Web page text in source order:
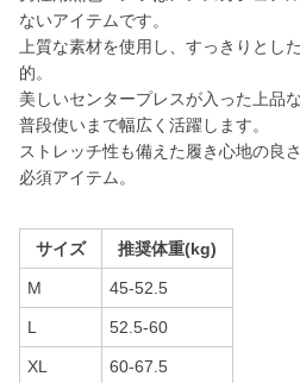
ないアイテムです。
上質な素材を使用し、すっきりとし
的。
美しいセンタープレスが入った上品
普段使いまで幅広く活躍します。
ストレッチ性も備えた履き心地の良
必須アイテム。
サイズ 推奨体重(kg)
M 45-52.5
L 52.5-60
XL 60-67.5